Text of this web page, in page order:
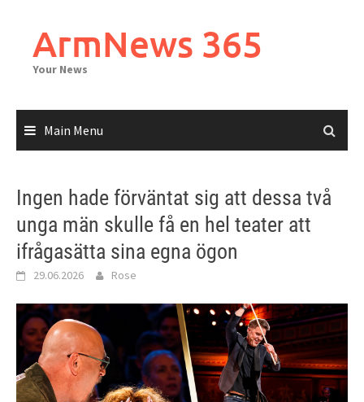
contentArmNews 365
Your News
Main Menu
Ingen hade förväntat sig att dessa två
unga män skulle få en hel teater att
ifrågasätta sina egna ögon
29.06.2026 Rose